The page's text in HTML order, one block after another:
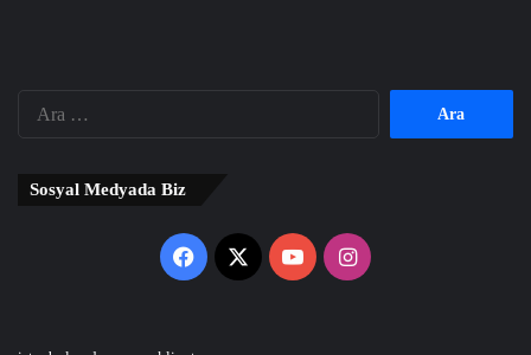
Sosyal Medyada Biz
Facebook
X YouTubeInstagram